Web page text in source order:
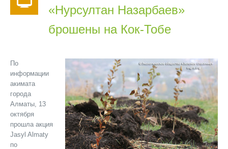
«Нурсултан Назарбаев»
брошены на Кок-Тобе
По
информации
акимата
города
Алматы, 13
октября
прошла акция
Jasyl Almaty
по